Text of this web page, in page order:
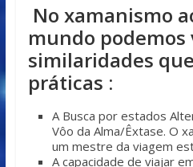
No xamanismo
mundo podemos
similaridades
práticas :
A Busca por estados
Vôo da Alma/Êxtase. O
um mestre da viagem
A capacidade de viajar